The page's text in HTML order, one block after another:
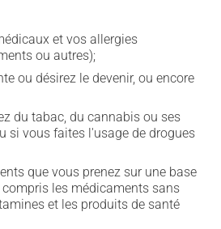
et vos allergies
ou autres);
ou désirez le devenir, ou encore
du tabac, du cannabis ou ses
si vous faites l'usage de drogues
que vous prenez sur une base
compris les médicaments sans
et les produits de santé